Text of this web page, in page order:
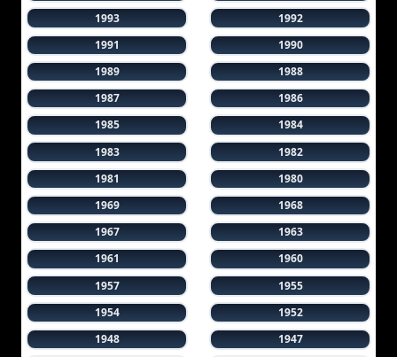
1993
1992
1991
1990
1989
1988
1987
1986
1985
1984
1983
1982
1981
1980
1969
1968
1967
1963
1961
1960
1957
1955
1954
1952
1948
1947